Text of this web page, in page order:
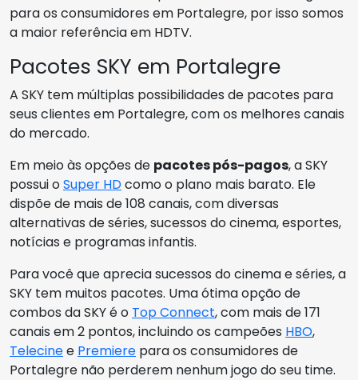
para os consumidores em Portalegre, por isso somos
a maior referência em HDTV.
Pacotes SKY em Portalegre
A SKY tem múltiplas possibilidades de pacotes para
seus clientes em Portalegre, com os melhores canais
do mercado.
Em meio às opções de pacotes pós-pagos, a SKY
possui oSuper HDcomo o plano mais barato. Ele
dispõe de mais de 108 canais, com diversas
alternativas de séries, sucessos do cinema, esportes,
notícias e programas infantis.
Para você que aprecia sucessos do cinema e séries, a
SKY tem muitos pacotes. Uma ótima opção de
combos da SKY é o Top Connect, com mais de 171
canais em 2 pontos, incluindo os campeões HBO,
Telecinee Premiere para os consumidores de
Portalegre não perderem nenhum jogo do seu time.